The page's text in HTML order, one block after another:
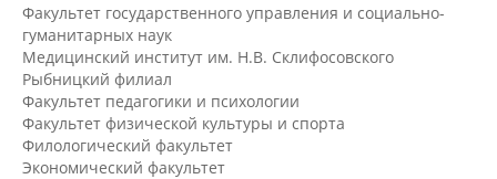
Факультет государственного управления и социально-
гуманитарных наук
Медицинский институт им. Н.В. Склифосовского
Рыбницкий филиал
Факультет педагогики и психологии
Факультет физической культуры и спорта
Филологический факультет
Экономический факультет